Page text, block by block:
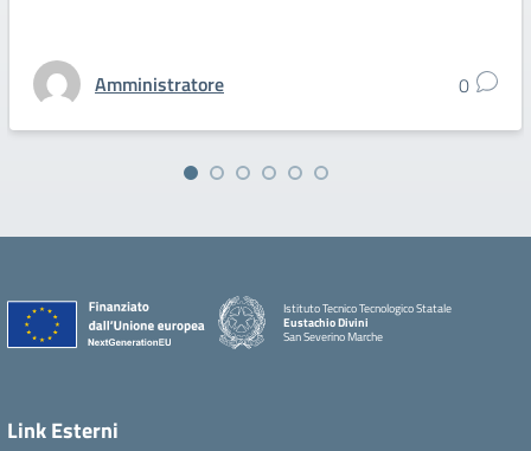
Amministratore 0
Istituto Tecnico Tecnologico Statale
Eustachio Divini
San Severino Marche
Link Esterni